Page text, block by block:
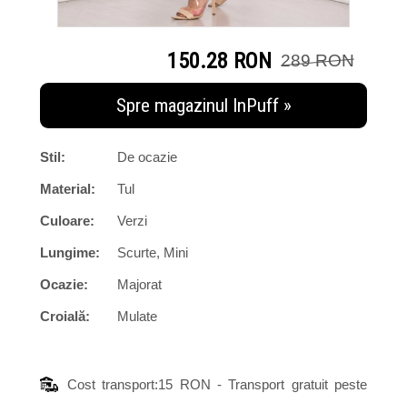
150.28 RON 289 RON
Spre magazinul InPuff »
Stil: De ocazie
Material: Tul
Culoare: Verzi
Lungime: Scurte, Mini
Ocazie: Majorat
Croială: Mulate
Cost transport:15 RON - Transport gratuit peste